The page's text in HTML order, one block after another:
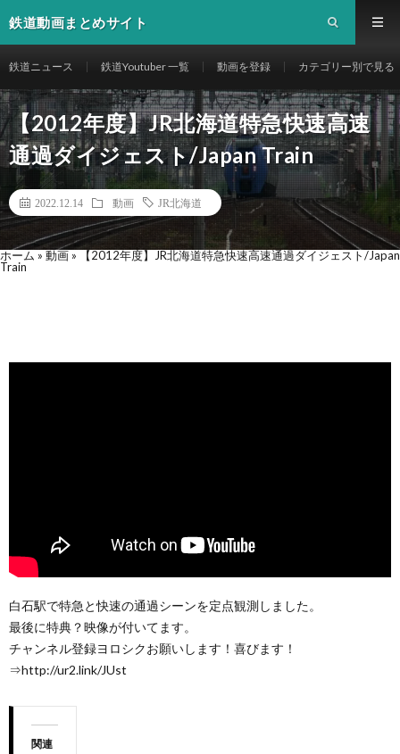
鉄道動画まとめサイト
鉄道ニュース 鉄道Youtuber 一覧 動画を登録 カテゴリー別で見る
【2012年度】JR北海道特急快速高速
通過ダイジェスト/Japan Train
2022.12.14 動画 JR北海道
ホーム » 動画 » 【2012年度】JR北海道特急快速高速通過ダイジェスト/Japan
Train
白石駅で特急と快速の通過シーンを定点観測しました。
最後に特典？映像が付いてます。
チャンネル登録ヨロシクお願いします！喜びます！
⇒http://ur2.link/JUst
関連